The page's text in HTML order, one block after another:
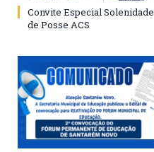
Convite Especial Solenidade
de Posse ACS